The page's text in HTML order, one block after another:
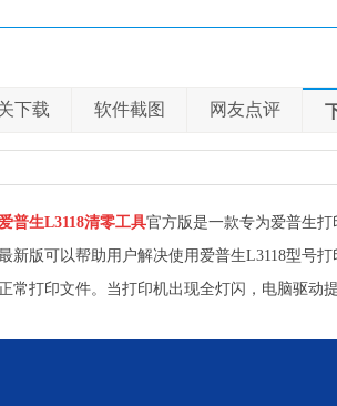
下载 软件截图 网友点评
普生L3118清零工具官方版是一款专为爱普生
新版可以帮助用户解决使用爱普生L3118型号
正常打印文件。当打印机出现全灯闪，电脑驱动